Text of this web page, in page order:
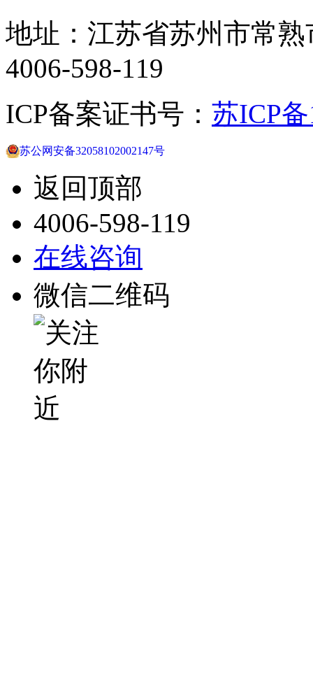
地址：江苏省苏州市常
4006-598-119
ICP备案证书号： 苏ICP
苏公网安备32058102002147号
返回顶部
4006-598-119
在线咨询
微信二维码